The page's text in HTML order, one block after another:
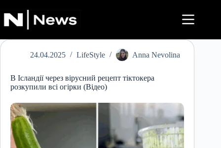
до
вмісту
24.04.2025 LifeStyle Anna Nevolina
В Ісландії через вірусний рецепт тіктокера
розкупили всі огірки (Відео)